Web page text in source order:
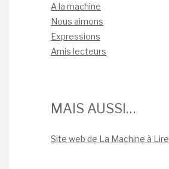
A la machine
Nous aimons
Expressions
Amis lecteurs
MAIS AUSSI…
Site web de La Machine à Lire